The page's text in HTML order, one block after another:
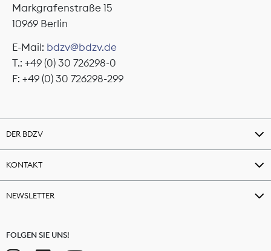
Markgrafenstraße 15
10969 Berlin
E-Mail: bdzv@bdzv.de
T.: +49 (0) 30 726298-0
F: +49 (0) 30 726298-299
DER BDZV
KONTAKT
NEWSLETTER
FOLGEN SIE UNS!